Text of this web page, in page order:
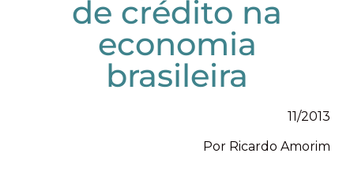
de crédito na
economia
brasileira
11/2013
Por Ricardo Amorim